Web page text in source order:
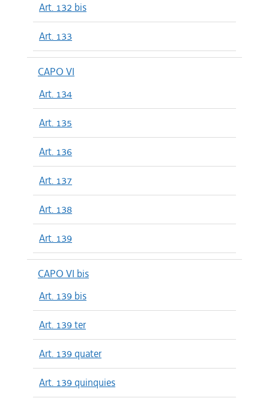
Art. 132 bis
Art. 133
CAPO VI
Art. 134
Art. 135
Art. 136
Art. 137
Art. 138
Art. 139
CAPO VI bis
Art. 139 bis
Art. 139 ter
Art. 139 quater
Art. 139 quinquies